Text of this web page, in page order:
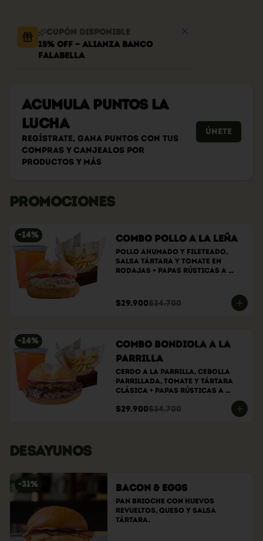
Cupón disponible
15% OFF — Alianza Banco
Falabella
Acumula PUNTOS LA
LUCHA
Regístrate, gana puntos con tus
compras y canjealos por
productos y más
Únete
PROMOCIONES
-14% Combo Pollo a la Leña
Pollo ahumado y fileteado,
Salsa tártara y tomate en
rodajas + papas rústicas a
$29.900$34.700
-14%
Combo bondiola a la
parrilla
Cerdo a la parrilla, cebolla
parrillada, tomate y tártara
clásica + papas rústicas a
$29.900$34.700
DESAYUNOS
-31% Bacon & Eggs
Pan brioche con huevos
revueltos, queso y salsa
tártara.